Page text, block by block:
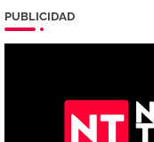
PUBLICIDAD